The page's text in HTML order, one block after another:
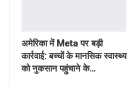
अमेरिका में Meta पर बड़ी
कार्रवाई: बच्चों के मानसिक स्वास्थ्य
को नुकसान पहुंचाने के…